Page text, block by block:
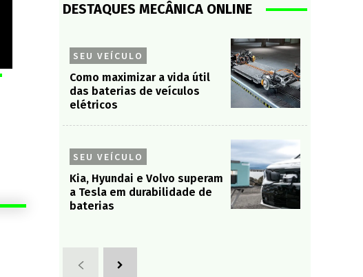
DESTAQUES MECÂNICA ONLINE
SEU VEÍCULO
Como maximizar a vida útil
das baterias de veículos
elétricos
SEU VEÍCULO
Kia, Hyundai e Volvo superam
a Tesla em durabilidade de
baterias